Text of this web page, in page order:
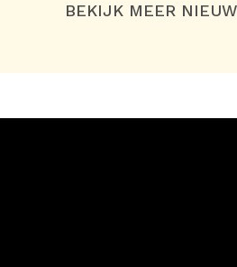
BEKIJK MEER